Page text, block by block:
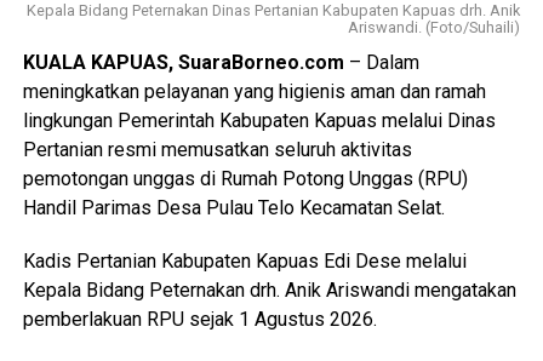
Kepala Bidang Peternakan Dinas Pertanian Kabupaten Kapuas drh. Anik
Ariswandi. (Foto/Suhaili)
KUALA KAPUAS, SuaraBorneo.com – Dalam
meningkatkan pelayanan yang higienis aman dan ramah
lingkungan Pemerintah Kabupaten Kapuas melalui Dinas
Pertanian resmi memusatkan seluruh aktivitas
pemotongan unggas di Rumah Potong Unggas (RPU)
Handil Parimas Desa Pulau Telo Kecamatan Selat.
Kadis Pertanian Kabupaten Kapuas Edi Dese melalui
Kepala Bidang Peternakan drh. Anik Ariswandi mengatakan
pemberlakuan RPU sejak 1 Agustus 2026.